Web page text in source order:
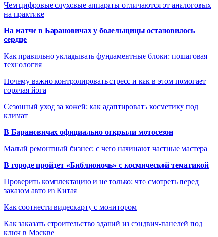
Чем цифровые слуховые аппараты отличаются от аналоговых
на практике
На матче в Барановичах у болельщицы остановилось
сердце
Как правильно укладывать фундаментные блоки: пошаговая
технология
Почему важно контролировать стресс и как в этом помогает
горячая йога
Сезонный уход за кожей: как адаптировать косметику под
климат
В Барановичах официально открыли мотосезон
Малый ремонтный бизнес: с чего начинают частные мастера
В городе пройдет «Библионочь» с космической тематикой
Проверить комплектацию и не только: что смотреть перед
заказом авто из Китая
Как соотнести видеокарту с монитором
Как заказать строительство зданий из сэндвич-панелей под
ключ в Москве